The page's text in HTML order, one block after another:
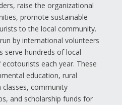
raise the organizational
promote sustainable
to the local community.
by international volunteers
serve hundreds of local
each year. These
education, rural
classes, community
and scholarship funds for